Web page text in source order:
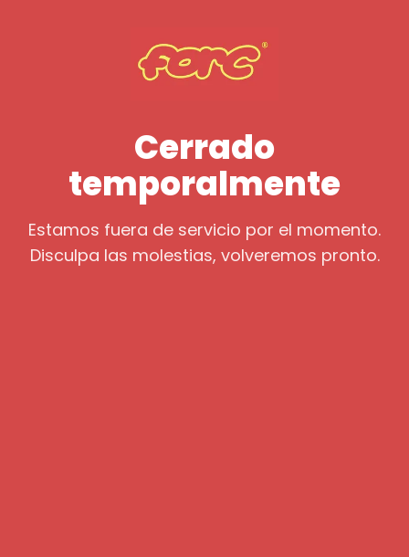
Cerrado
temporalmente
Estamos fuera de servicio por el momento.
Disculpa las molestias, volveremos pronto.